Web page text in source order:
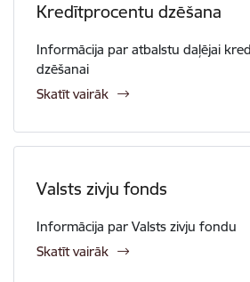
Kredītprocentu dzēšana
Informācija par atbalstu daļējai
dzēšanai
Skatīt vairāk
Valsts zivju fonds
Informācija par Valsts zivju fondu
Skatīt vairāk